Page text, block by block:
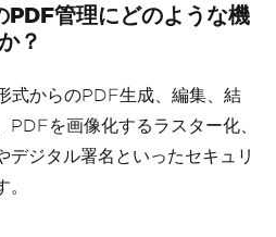
管理にどのような機
？
式からのPDF生成、編集、結
PDFを画像化するラスター化、
デジタル署名といったセキュリ